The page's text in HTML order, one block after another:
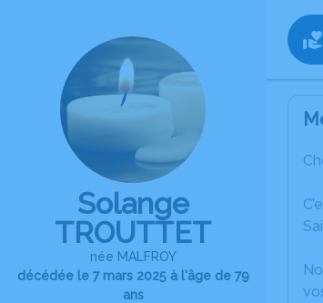
Solange
TROUTTET
née MALFROY
décédée le 7 mars 2025 à l'âge de 79
ans